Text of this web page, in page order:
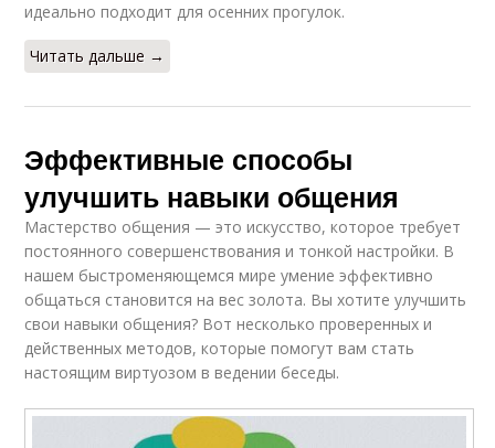
идеально подходит для осенних прогулок.
Читать дальше →
Эффективные способы
улучшить навыки общения
Мастерство общения — это искусство, которое требует
постоянного совершенствования и тонкой настройки. В
нашем быстроменяющемся мире умение эффективно
общаться становится на вес золота. Вы хотите улучшить
свои навыки общения? Вот несколько проверенных и
действенных методов, которые помогут вам стать
настоящим виртуозом в ведении беседы.